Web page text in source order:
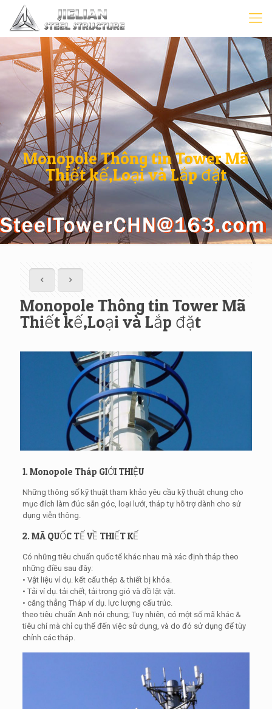
Monopole Thông tin Tower Mã
Thiết kế,Loại và Lắp đặt
Monopole Thông tin Tower Mã
Thiết kế,Loại và Lắp đặt
1. Monopole Tháp GIỚI THIỆU
Những thông số kỹ thuật tham khảo yêu cầu kỹ thuật chung cho
mục đích làm đúc sẵn góc, loại lưới, tháp tự hỗ trợ dành cho sử
dụng viễn thông.
2. MÃ QUỐC TẾ VỀ THIẾT KẾ
Có những tiêu chuẩn quốc tế khác nhau mà xác định tháp theo
những điều sau đây:
• Vật liệu ví dụ. kết cấu thép & thiết bị khóa.
• Tải ví dụ. tải chết, tải trọng gió và đồ lặt vặt.
• căng thẳng Tháp ví dụ. lực lượng cấu trúc.
theo tiêu chuẩn Anh nói chung; Tuy nhiên, có một số mã khác &
tiêu chí mà chỉ cụ thể đến việc sử dụng, và do đó sử dụng để tùy
chỉnh các tháp.